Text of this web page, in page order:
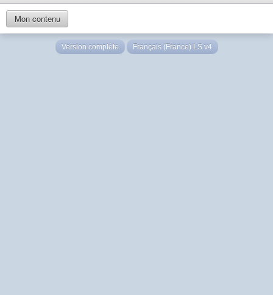
Mon contenu
Version complète Français (France) LS v4